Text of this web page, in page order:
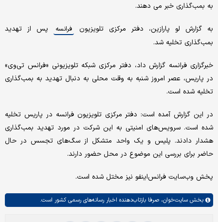
به بمب‌گذاری خبر می دهند.
به گزارش لو پارازین، دفتر مرکزی تلویزیون فرانسه
پس از تهدید
بمب‌گذاری تخلیه شد.
خبرگزاری فرانسه گزارش داد، دفتر مرکزی شبکه تلویزیونی «فرانس تی‌وی»
در پاریس، عصر امروز شنبه به وقت محلی به دنبال تهدید به بمب‌گذاری
تخلیه شده است.
در این گزارش آمده است: دفتر مرکزی تلویزیون فرانسه در پاریس تخلیه
شده است. سرویس‌های امنیتی به این شرکت در مورد تهدید بمب‌گذاری
هشدار دادند. پلیس و یک واحد متشکل از سگ‌های تجسس در حال
حاضر برای بررسی این موضوع در محل حضور دارند.
پخش وب‌سایت فرانس‌اینفو نیز مختل شده است.
بخش سایت‌خوان، صرفا بازتاب‌دهنده اخبار رسانه‌های رسمی کشور است.